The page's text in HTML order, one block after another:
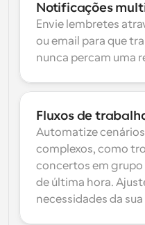
Notificações
Envie lembretes
ou email para que
nunca percam uma
Fluxos de
Automatize
complexos, como
concertos em
de última hora.
necessidades da